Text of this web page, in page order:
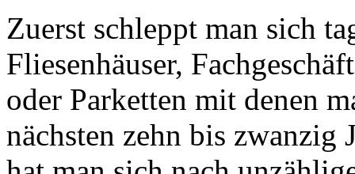
Zuerst schleppt man sich
Fliesenhäuser,
oder Parketten mit denen
nächsten zehn bis zwanzig